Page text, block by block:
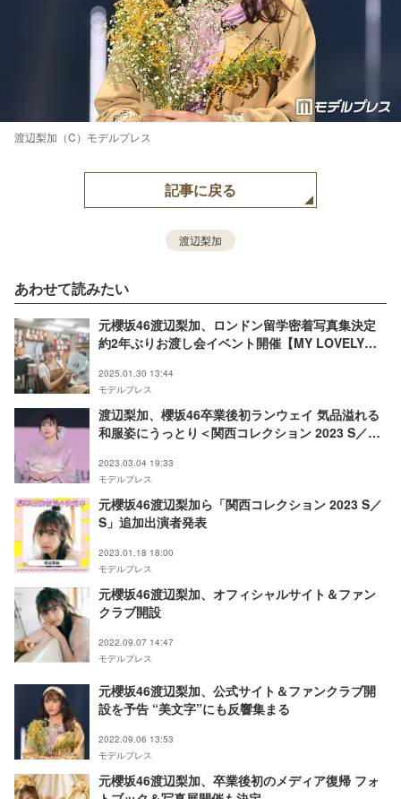
渡辺梨加（C）モデルプレス
記事に戻る
渡辺梨加
あわせて読みたい
元櫻坂46渡辺梨加、ロンドン留学密着写真集決定
約2年ぶりお渡し会イベント開催【MY LOVELY
2025.01.30 13:44
モデルプレス
渡辺梨加、櫻坂46卒業後初ランウェイ 気品溢れる
和服姿にうっとり＜関西コレクション 2023 S／S
2023.03.04 19:33
モデルプレス
元櫻坂46渡辺梨加ら「関西コレクション 2023 S／
S」追加出演者発表
2023.01.18 18:00
モデルプレス
元櫻坂46渡辺梨加、オフィシャルサイト＆ファン
クラブ開設
2022.09.07 14:47
モデルプレス
元櫻坂46渡辺梨加、公式サイト＆ファンクラブ開
設を予告 “美文字”にも反響集まる
2022.09.06 13:53
モデルプレス
元櫻坂46渡辺梨加、卒業後初のメディア復帰 フォ